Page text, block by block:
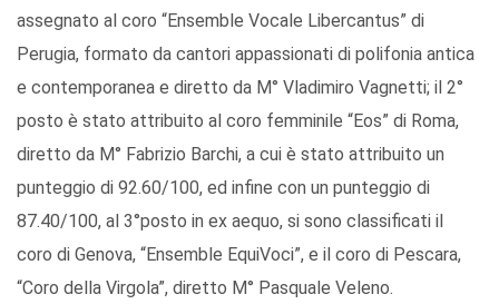
assegnato al coro “Ensemble Vocale Libercantus” di
Perugia, formato da cantori appassionati di polifonia antica
e contemporanea e diretto da M° Vladimiro Vagnetti; il 2°
posto è stato attribuito al coro femminile “Eos” di Roma,
diretto da M° Fabrizio Barchi, a cui è stato attribuito un
punteggio di 92.60/100, ed infine con un punteggio di
87.40/100, al 3°posto in ex aequo, si sono classificati il
coro di Genova, “Ensemble EquiVoci”, e il coro di Pescara,
“Coro della Virgola”, diretto M° Pasquale Veleno.